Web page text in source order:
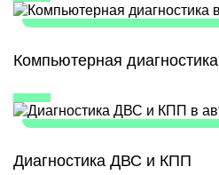
Компьютерная диагностика
Диагностика ДВС и КПП